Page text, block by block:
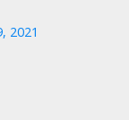
2021